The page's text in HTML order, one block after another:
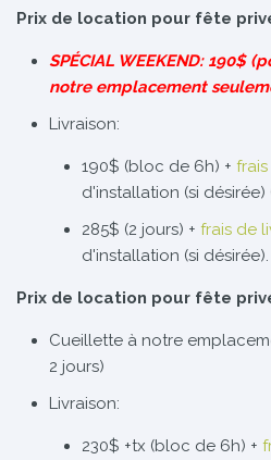
Prix de location pour fête
SPÉCIAL WEEKEND: 190$
notre emplacement
Livraison:
190$ (bloc de 6h) +
d'installation (si désirée)
285$ (2 jours) + frais de
d'installation (si désirée).
Prix de location pour fête
Cueillette à notre
2 jours)
Livraison:
230$ +tx (bloc de 6h) +